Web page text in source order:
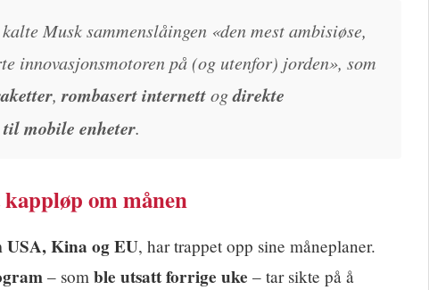
Musk sammenslåingen «den mest ambisiøse,
innovasjonsmotoren på (og utenfor) jorden», som
, rombasert internettogdirekte
mobile enheter.
om månen
USA, Kina og EU, har trappet opp sine måneplaner.
– som ble utsatt forrige uke – tar sikte på å